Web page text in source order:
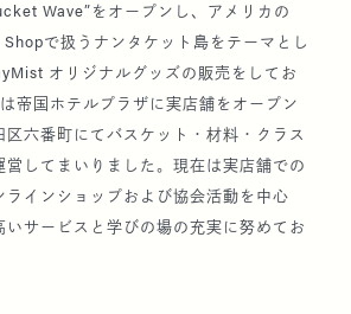
ズ船「飛鳥II」（シンガポールーホーチミ
レクチャーおよび講習会を開催。
周クルーズ「飛鳥II」にて一部の区間（ダ
ボストン）に乗船し、レクチャーおよび
開催。
Wave”をオープンし、アメリカの
で扱うナンタケット島をテーマとし
オリジナルグッズの販売をしてお
帝国ホテルプラザに実店舗をオープン
区六番町にてバスケット・材料・クラス
営してまいりました。現在は実店舗での
ラインショップおよび協会活動を中心
いサービスと学びの場の充実に努めてお